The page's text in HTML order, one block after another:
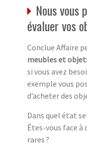
Nous vous
évaluer vos
Conclue Affaire
meubles et
si vous avez
exemple vous
d’acheter des
Dans quel état
Êtes-vous face à
rares ?